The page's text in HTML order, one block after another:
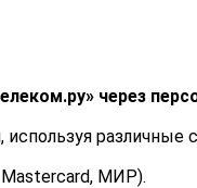
через
различные
МИР).